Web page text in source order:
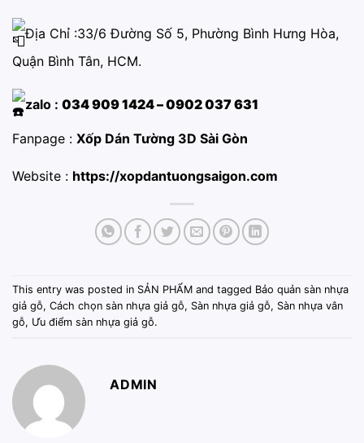
Địa Chỉ :33/6 Đường Số 5, Phường Bình Hưng Hòa,
Quận Bình Tân, HCM.
zalo : 034 909 1424 – 0902 037 631
Fanpage : Xốp Dán Tường 3D Sài Gòn
Website : https://xopdantuongsaigon.com
This entry was posted in SẢN PHẨM and tagged Bảo quản sàn nhựa
giả gỗ, Cách chọn sàn nhựa giả gỗ, Sàn nhựa giả gỗ, Sàn nhựa vân
gỗ, Ưu điểm sàn nhựa giả gỗ.
ADMIN